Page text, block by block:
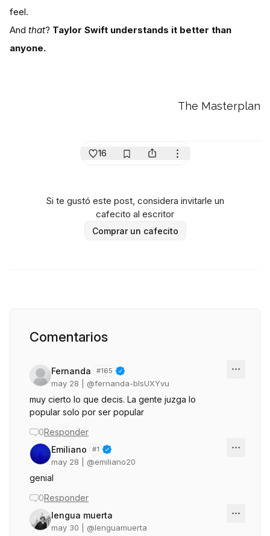
feel.
And that? Taylor Swift understands it better than
anyone.
The Masterplan
16
Si te gustó este post, considera invitarle un
cafecito al escritor
Comprar un cafecito
Comentarios
Fernanda #165
may 28 | @fernanda-bIsUXYvu
muy cierto lo que decis. La gente juzga lo
popular solo por ser popular
0Responder
Emiliano
#1
may 28 | @emiliano20
genial
0Responder
lengua muerta
may 30 | @lenguamuerta